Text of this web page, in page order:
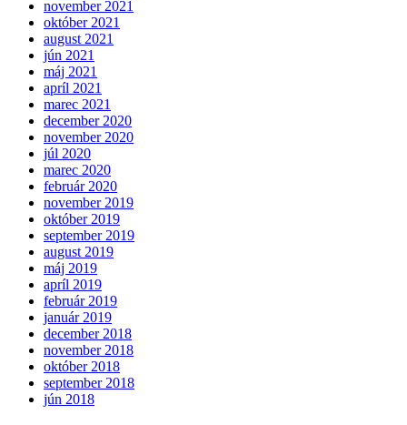
november 2021
október 2021
august 2021
jún 2021
máj 2021
apríl 2021
marec 2021
december 2020
november 2020
júl 2020
marec 2020
február 2020
november 2019
október 2019
september 2019
august 2019
máj 2019
apríl 2019
február 2019
január 2019
december 2018
november 2018
október 2018
september 2018
jún 2018